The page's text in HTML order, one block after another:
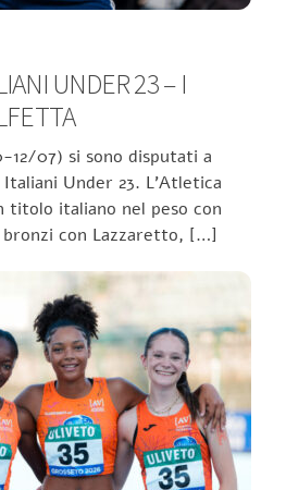
UNDER 23 – I
12/07) si sono disputati a
Under 23. L’Atletica
titolo italiano nel peso con
con Lazzaretto, […]